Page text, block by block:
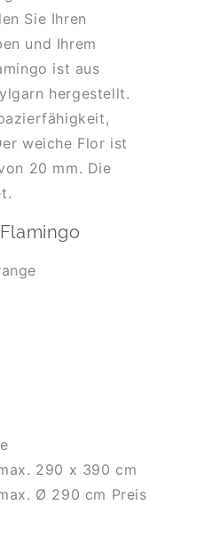
Sie Ihren
und Ihrem
ist aus
hergestellt.
weiche Flor ist
20 mm. Die
290 x 390 cm
Ø 290 cm Preis